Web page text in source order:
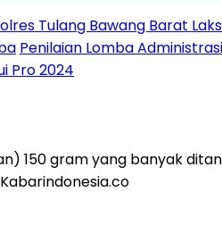
Tulang Bawang Barat
Penilaian Lomba
Pro 2024